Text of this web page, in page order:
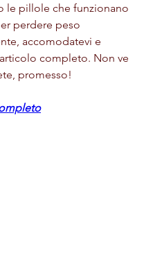
le pillole che funzionano
perdere peso
accomodatevi e
completo. Non ve
promesso!